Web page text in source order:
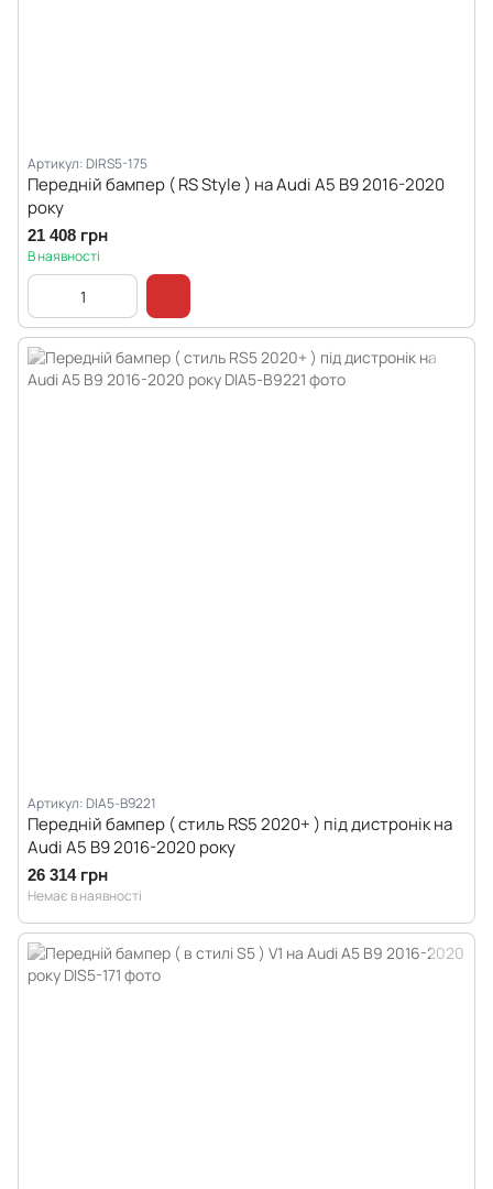
Артикул: DIRS5-175
Передній бампер ( RS Style ) на Audi A5 B9 2016-2020
року
21 408 грн
В наявності
Артикул: DIA5-B9221
Передній бампер ( стиль RS5 2020+ ) під дистронік на
Audi A5 B9 2016-2020 року
26 314 грн
Немає в наявності